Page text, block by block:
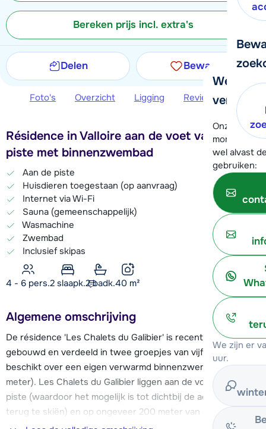
We
verder!
Onze
moment
wel alvast
gebruiken:
We zijn er
uur.
Bereken prijs incl. extra's
Delen Bewaren
Foto's Overzicht Ligging Reviews
Résidence in Valloire aan de voet van de
piste met binnenzwembad
Aan de piste
Huisdieren toegestaan (op aanvraag)
Internet via Wi-Fi
Sauna (gemeenschappelijk)
Wasmachine
Zwembad
Inclusief skipas
4 - 6 pers.2 slaapk.2 badk.40 m²
Algemene omschrijving
De résidence 'Les Chalets du Galibier' is recentelijk
gebouwd en verdeeld in twee groepjes van vijf chalets en
beschikt over een eigen verwarmd binnenzwembad (6 x 8
meter). Les Chalets du Galibier liggen aan de voet van de
piste (waardoor het mogelijk is tot dichtbij de accommodatie
terug te skiën) en op ongeveer 200 meter van de skiliften.
Het centrum ligt op ongeveer 1 km van de résidence. De